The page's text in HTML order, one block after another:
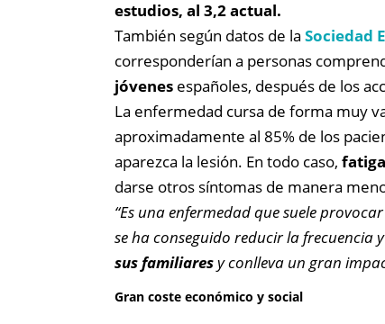
estudios, al 3,2 actual.
También según datos de la Sociedad
corresponderían a personas
jóvenes españoles, después de los
La enfermedad cursa de forma muy
aproximadamente al 85% de los
aparezca la lesión. En todo caso,
darse otros síntomas de manera
“Es una enfermedad que suele
se ha conseguido reducir la frecuencia
sus familiaresy conlleva un gran
Gran coste económico y social